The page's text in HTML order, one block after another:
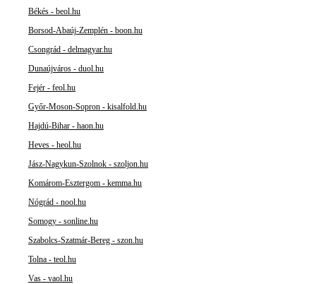
Békés - beol.hu
Borsod-Abaúj-Zemplén - boon.hu
Csongrád - delmagyar.hu
Dunaújváros - duol.hu
Fejér - feol.hu
Győr-Moson-Sopron - kisalfold.hu
Hajdú-Bihar - haon.hu
Heves - heol.hu
Jász-Nagykun-Szolnok - szoljon.hu
Komárom-Esztergom - kemma.hu
Nógrád - nool.hu
Somogy - sonline.hu
Szabolcs-Szatmár-Bereg - szon.hu
Tolna - teol.hu
Vas - vaol.hu